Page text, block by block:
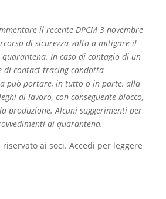
il recente DPCM 3 novembre
di sicurezza volto a mitigare il
In caso di contagio di un
di contact tracing condotta
può portare, in tutto o in parte, alla
di lavoro, con conseguente blocco,
produzione. Alcuni suggerimenti per
di quarantena.
ai soci. Accedi per leggere